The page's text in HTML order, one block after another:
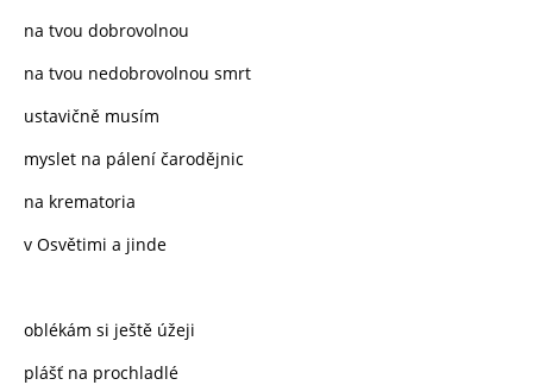
na tvou dobrovolnou
na tvou nedobrovolnou smrt
ustavičně musím
myslet na pálení čarodějnic
na krematoria
v Osvětimi a jinde
oblékám si ještě úžeji
plášť na prochladlé